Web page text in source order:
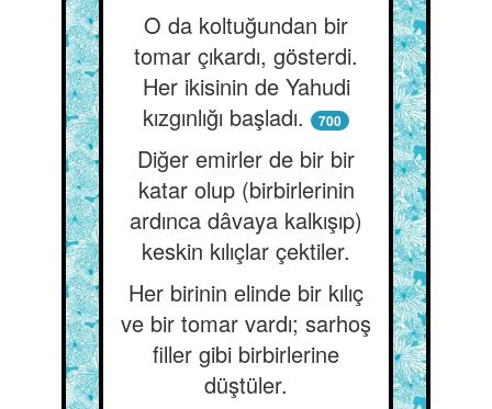
O da koltuğundan bir
tomar çıkardı, gösterdi.
Her ikisinin de Yahudi
kızgınlığı başladı.
700
Diğer emirler de bir bir
katar olup (birbirlerinin
ardınca dâvaya kalkışıp)
keskin kılıçlar çektiler.
Her birinin elinde bir kılıç
ve bir tomar vardı; sarhoş
filler gibi birbirlerine
düştüler.